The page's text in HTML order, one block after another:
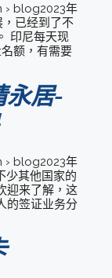
blog2023年
已经到了不
印尼每天现
额，有需要
永居-
blog2023年
少其他国家的
迎来了解，这
的签证业务分